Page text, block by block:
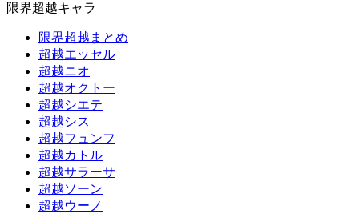
限界超越キャラ
限界超越まとめ
超越エッセル
超越ニオ
超越オクトー
超越シエテ
超越シス
超越フュンフ
超越カトル
超越サラーサ
超越ソーン
超越ウーノ